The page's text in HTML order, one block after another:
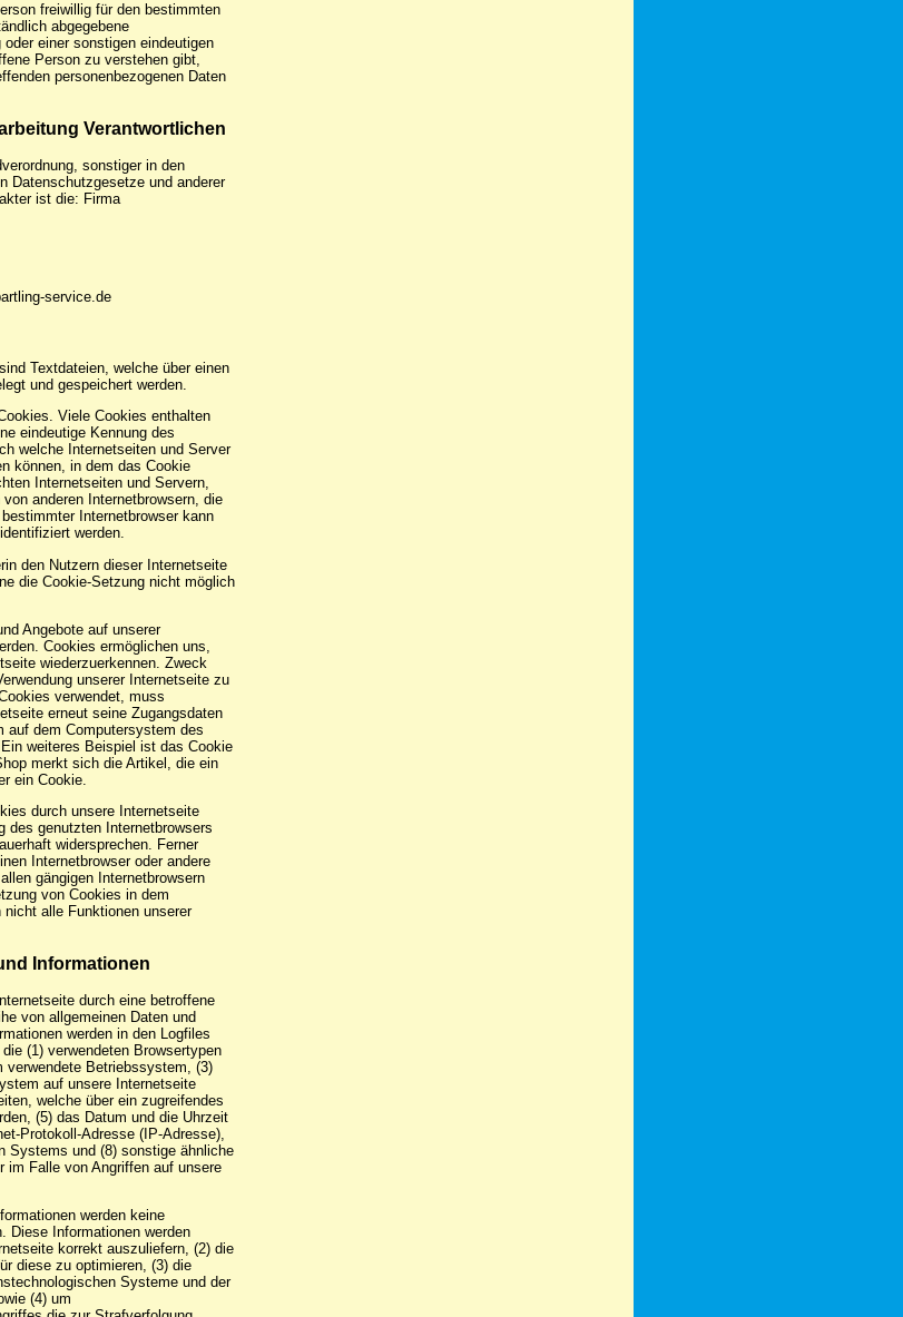
freiwillig für den bestimmten
abgegebene
einer sonstigen eindeutigen
Person zu verstehen gibt,
personenbezogenen Daten
Verantwortlichen
sonstiger in den
Datenschutzgesetze und anderer
ist die: Firma
service.de
Textdateien, welche über einen
und gespeichert werden.
Viele Cookies enthalten
eindeutige Kennung des
welche Internetseiten und Server
können, in dem das Cookie
Internetseiten und Servern,
anderen Internetbrowsern, die
Internetbrowser kann
werden.
den Nutzern dieser Internetseite
die Cookie-Setzung nicht möglich
Angebote auf unserer
Cookies ermöglichen uns,
wiederzuerkennen. Zweck
unserer Internetseite zu
verwendet, muss
erneut seine Zugangsdaten
auf dem Computersystem des
weiteres Beispiel ist das Cookie
merkt sich die Artikel, die ein
ein Cookie.
durch unsere Internetseite
des genutzten Internetbrowsers
widersprechen. Ferner
Internetbrowser oder andere
gängigen Internetbrowsern
von Cookies in dem
alle Funktionen unserer
Informationen
durch eine betroffene
von allgemeinen Daten und
werden in den Logfiles
(1) verwendeten Browsertypen
verwendete Betriebssystem, (3)
auf unsere Internetseite
welche über ein zugreifendes
(5) das Datum und die Uhrzeit
Protokoll-Adresse (IP-Adresse),
Systems und (8) sonstige ähnliche
im Falle von Angriffen auf unsere
werden keine
Diese Informationen werden
korrekt auszuliefern, (2) die
diese zu optimieren, (3) die
Systeme und der
(4) um